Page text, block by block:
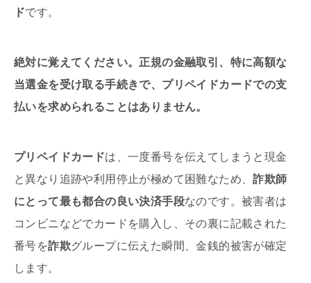
ドです。
絶対に覚えてください。正規の金融取引、特に高額な
当選金を受け取る手続きで、プリペイドカードでの支
払いを求められることはありません。
プリペイドカードは、一度番号を伝えてしまうと現金
と異なり追跡や利用停止が極めて困難なため、詐欺師
にとって最も都合の良い決済手段なのです。被害者は
コンビニなどでカードを購入し、その裏に記載された
番号を詐欺グループに伝えた瞬間、金銭的被害が確定
します。